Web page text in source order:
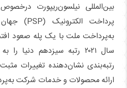
بین‌المللی نیلسون‌ریپورت
به‌پرداخت ملت با یک پله صعود
سال ۲۰۲۱ رتبه سیزدهم
رتبه‌بندی نشان‌دهنده تغییرات
ارائه محصولات و خدمات شرکت